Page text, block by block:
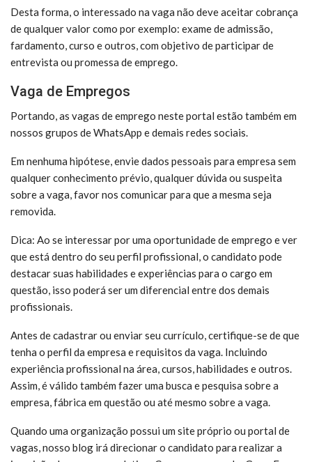
Desta forma, o interessado na vaga não deve aceitar cobrança
de qualquer valor como por exemplo: exame de admissão,
fardamento, curso e outros, com objetivo de participar de
entrevista ou promessa de emprego.
Vaga de Empregos
Portando, as vagas de emprego neste portal estão também em
nossos grupos de WhatsApp e demais redes sociais.
Em nenhuma hipótese, envie dados pessoais para empresa sem
qualquer conhecimento prévio, qualquer dúvida ou suspeita
sobre a vaga, favor nos comunicar para que a mesma seja
removida.
Dica: Ao se interessar por uma oportunidade de emprego e ver
que está dentro do seu perfil profissional, o candidato pode
destacar suas habilidades e experiências para o cargo em
questão, isso poderá ser um diferencial entre dos demais
profissionais.
Antes de cadastrar ou enviar seu currículo, certifique-se de que
tenha o perfil da empresa e requisitos da vaga. Incluindo
experiência profissional na área, cursos, habilidades e outros.
Assim, é válido também fazer uma busca e pesquisa sobre a
empresa, fábrica em questão ou até mesmo sobre a vaga.
Quando uma organização possui um site próprio ou portal de
vagas, nosso blog irá direcionar o candidato para realizar a